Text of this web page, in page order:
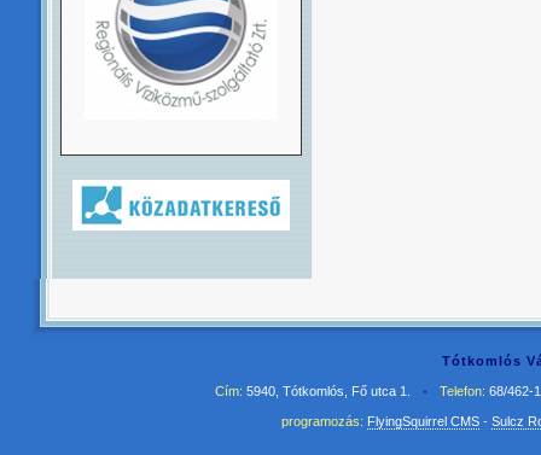
Tótkomlós
Cím: 5940, Tótkomlós, Fő utca 1. • Telefon: 68/462-
programozás: FlyingSquirrel CMS- Sulcz